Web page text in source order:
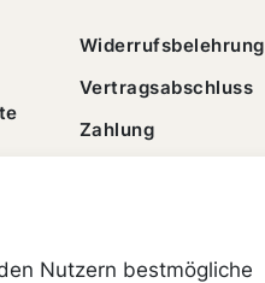
Widerrufsbelehrung
Vertragsabschluss
Zahlung
Nutzern bestmögliche